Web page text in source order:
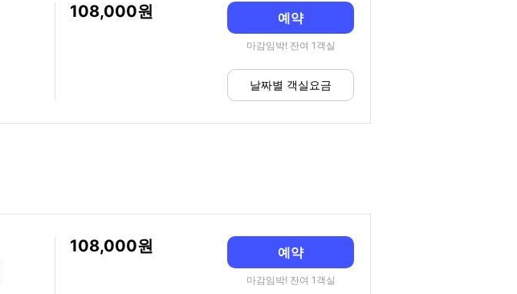
108,000 예약
마감임박! 잔여 1객실
날짜별 객실요금
108,000 예약
마감임박! 잔여 1객실